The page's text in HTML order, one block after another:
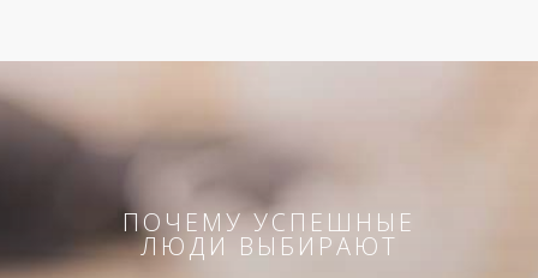
ПОЧЕМУ УСПЕШНЫЕ
ЛЮДИ ВЫБИРАЮТ